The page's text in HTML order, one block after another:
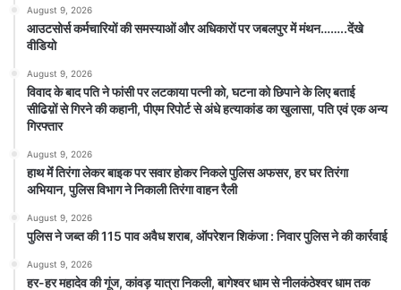
August 9, 2026
आउटसोर्स कर्मचारियों की समस्याओं और अधिकारों पर जबलपुर में मंथन……..देंखे
वीडियो
August 9, 2026
विवाद के बाद पति ने फांसी पर लटकाया पत्नी को, घटना को छिपाने के लिए बताई
सीढिय़ों से गिरने की कहानी, पीएम रिपोर्ट से अंधे हत्याकांड का खुलासा, पति एवं एक अन्य
गिरफ्तार
August 9, 2026
हाथ मेंं तिरंगा लेकर बाइक पर सवार होकर निकले पुलिस अफसर, हर घर तिरंगा
अभियान, पुलिस विभाग ने निकाली तिरंगा वाहन रैली
August 9, 2026
पुलिस ने जब्त की 115 पाव अवैध शराब, ऑपरेशन शिकंजा : निवार पुलिस ने की कार्रवाई
August 9, 2026
हर-हर महादेव की गूंज, कांवड़ यात्रा निकली, बागेश्वर धाम से नीलकंठेश्वर धाम तक